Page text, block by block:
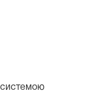
системою